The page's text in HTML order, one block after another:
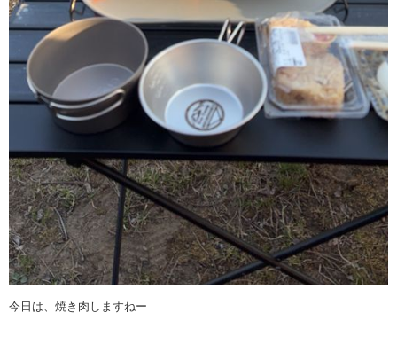
今日は、焼き肉しますねー